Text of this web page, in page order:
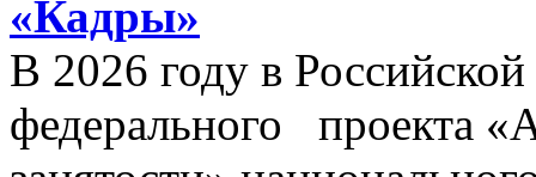
«Кадры»
В 2026 году в
федерального проекта